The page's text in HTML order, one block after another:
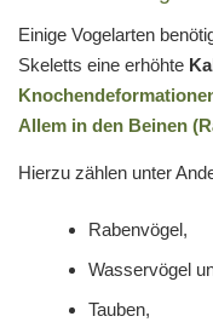
Einige Vogelarten
Skeletts eine erhöhte
Allem in den Beinen
Hierzu zählen unter
Rabenvögel,
Wasservögel
Tauben,